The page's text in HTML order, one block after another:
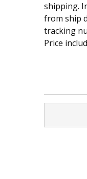
shipping.
from ship
tracking
Price